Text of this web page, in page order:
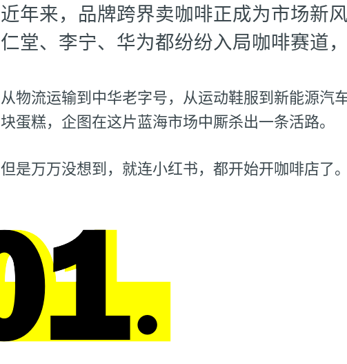
近年来，品牌跨界卖咖啡正成为市场新
仁堂、李宁、华为都纷纷入局咖啡赛道
从物流运输到中华老字号，从运动鞋服到新能源汽
块蛋糕，企图在这片蓝海市场中厮杀出一条活路。
但是万万没想到，就连小红书，都开始开咖啡店了。